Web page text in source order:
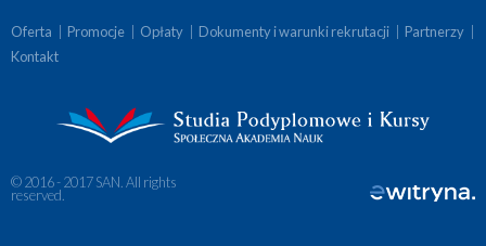
Oferta Promocje Opłaty Dokumenty i warunki rekrutacji Partnerzy
Kontakt
© 2016 - 2017 SAN. All rights
reserved.